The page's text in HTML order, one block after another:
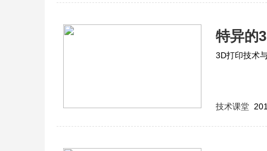
特异的
3D打印技术
技术课堂